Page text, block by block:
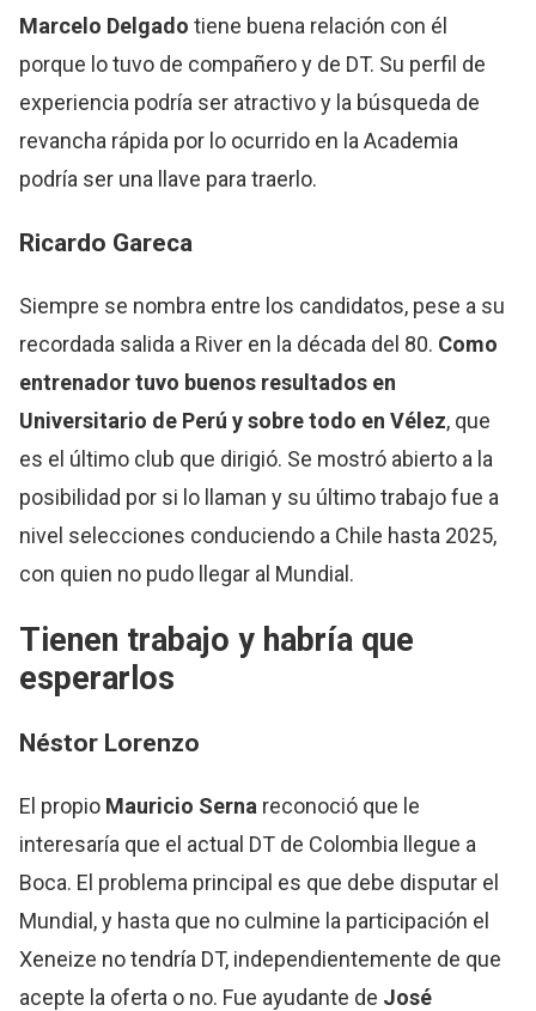
Marcelo Delgadotiene buena relación con él
porque lo tuvo de compañero y de DT. Su perfil de
experiencia podría ser atractivo y la búsqueda de
revancha rápida por lo ocurrido en la Academia
podría ser una llave para traerlo.
Ricardo Gareca
Siempre se nombra entre los candidatos, pese a su
recordada salida a River en la década del 80. Como
entrenador tuvo buenos resultados en
Universitario de Perú y sobre todo en Vélez, que
es el último club que dirigió. Se mostró abierto a la
posibilidad por si lo llaman y su último trabajo fue a
nivel selecciones conduciendo a Chile hasta 2025,
con quien no pudo llegar al Mundial.
Tienen trabajo y habría que
esperarlos
Néstor Lorenzo
El propio Mauricio Serna reconoció que le
interesaría que el actual DT de Colombia llegue a
Boca. El problema principal es que debe disputar el
Mundial, y hasta que no culmine la participación el
Xeneize no tendría DT, independientemente de que
acepte la oferta o no. Fue ayudante de José